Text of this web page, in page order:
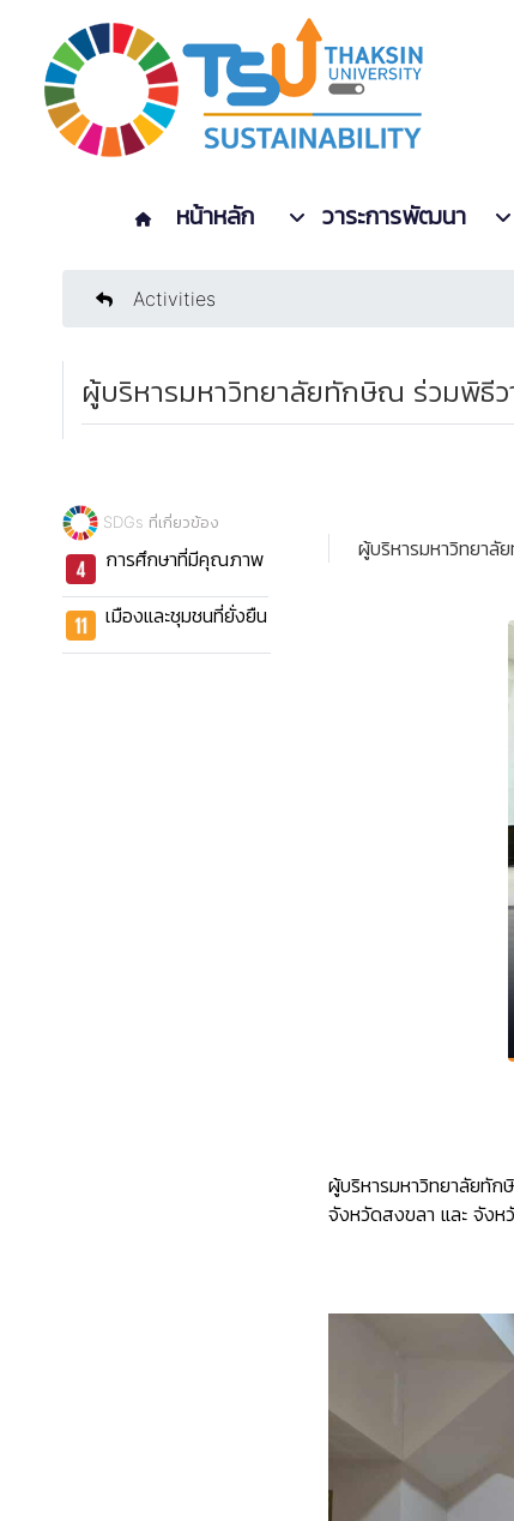
หน้าหลัก วาระการพัฒนา
Activities
ผู้บริหารมหาวิทยาลัยทักษิณ ร่วมพิธี
SDGs ที่เกี่ยวข้อง
การศึกษาที่มีคุณภาพ
เมืองและชุมชนที่ยั่งยืน
ผู้บริหารมหาวิทยา
ผู้บริหารมหาวิทยาลัยทั
จังหวัดสงขลา และ จัง